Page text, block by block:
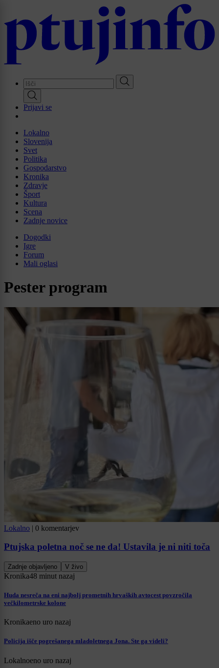
main
Prijavi se
Lokalno
Slovenija
Svet
Politika
Gospodarstvo
Kronika
Zdravje
Šport
Kultura
Scena
Zadnje novice
Dogodki
Igre
Forum
Mali oglasi
Pester program
Lokalno | 0 komentarjev
Ptujska poletna noč se ne da! Ustavila je ni niti toča
Zadnje objavljeno V živo
Kronika48 minut nazaj
Huda nesreča na eni najbolj prometnih hrvaških avtocest povzročila
večkilometrske kolone
Kronikaeno uro nazaj
Policija išče pogrešanega mladoletnega Jona. Ste ga videli?
Lokalnoeno uro nazaj